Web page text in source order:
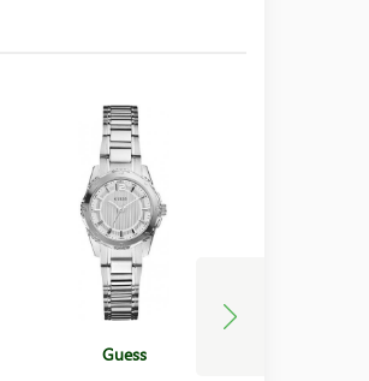
Guess